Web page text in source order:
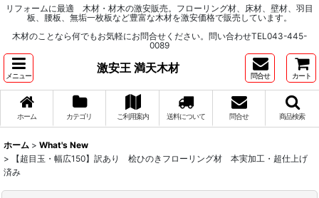
リフォームに最適 木材・材木の激安販売。フローリング材、床材、壁材、羽目
板、腰板、無垢一枚板など豊富な木材を激安価格で販売しています。
木材のことなら何でもお気軽にお問合せください。問い合わせTEL043-445-
0089
メニュー
激安王 満天木材
問合せ カート
ホーム カテゴリ ご利用案内 送料について 問合せ 商品検索
ホーム > What's New
>
【超目玉・幅広150】訳あり 桧ひのきフローリング材 本実加工・超仕上げ
済み